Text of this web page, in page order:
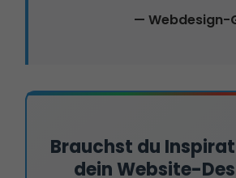
— Webdesign-
Brauchst du
dein Website-